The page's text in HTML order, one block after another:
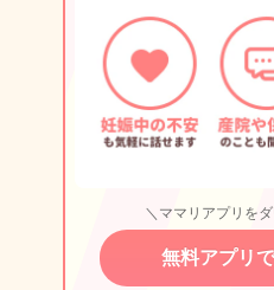
＼ママリアプリを
無料アプリ